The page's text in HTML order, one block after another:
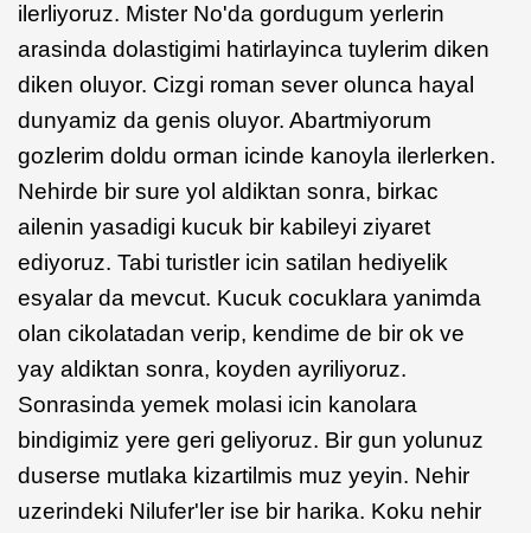
ilerliyoruz. Mister No'da gordugum yerlerin
arasinda dolastigimi hatirlayinca tuylerim diken
diken oluyor. Cizgi roman sever olunca hayal
dunyamiz da genis oluyor. Abartmiyorum
gozlerim doldu orman icinde kanoyla ilerlerken.
Nehirde bir sure yol aldiktan sonra, birkac
ailenin yasadigi kucuk bir kabileyi ziyaret
ediyoruz. Tabi turistler icin satilan hediyelik
esyalar da mevcut. Kucuk cocuklara yanimda
olan cikolatadan verip, kendime de bir ok ve
yay aldiktan sonra, koyden ayriliyoruz.
Sonrasinda yemek molasi icin kanolara
bindigimiz yere geri geliyoruz. Bir gun yolunuz
duserse mutlaka kizartilmis muz yeyin. Nehir
uzerindeki Nilufer'ler ise bir harika. Koku nehir